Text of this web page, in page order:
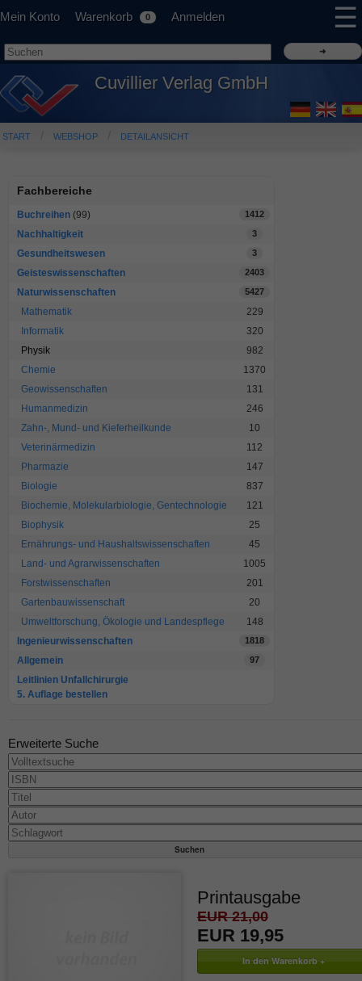
Mein Konto Warenkorb 0 Anmelden ☰
Cuvillier Verlag GmbH
START WEBSHOP DETAILANSICHT
Fachbereiche
Buchreihen (99) 1412
Nachhaltigkeit 3
Gesundheitswesen 3
Geisteswissenschaften 2403
Naturwissenschaften 5427
Mathematik
229
Informatik
320
Physik
982
Chemie
1370
Geowissenschaften
131
Humanmedizin
246
Zahn-, Mund- und Kieferheilkunde
10
Veterinärmedizin
112
Pharmazie
147
Biologie
837
Biochemie, Molekularbiologie, Gentechnologie
121
Biophysik
25
Ernährungs- und Haushaltswissenschaften
45
Land- und Agrarwissenschaften
1005
Forstwissenschaften
201
Gartenbauwissenschaft
20
Umweltforschung, Ökologie und Landespflege
148
Ingenieurwissenschaften
1818
Allgemein 97
Leitlinien Unfallchirurgie
5. Auflage bestellen
Erweiterte Suche
Printausgabe
EUR 21,00
EUR 19,95